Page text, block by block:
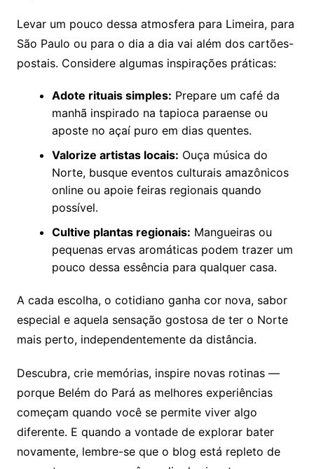
Levar um pouco dessa atmosfera para Limeira, para
São Paulo ou para o dia a dia vai além dos cartões-
postais. Considere algumas inspirações práticas:
Adote rituais simples: Prepare um café da
manhã inspirado na tapioca paraense ou
aposte no açaí puro em dias quentes.
Valorize artistas locais: Ouça música do
Norte, busque eventos culturais amazônicos
online ou apoie feiras regionais quando
possível.
Cultive plantas regionais: Mangueiras ou
pequenas ervas aromáticas podem trazer um
pouco dessa essência para qualquer casa.
A cada escolha, o cotidiano ganha cor nova, sabor
especial e aquela sensação gostosa de ter o Norte
mais perto, independentemente da distância.
Descubra, crie memórias, inspire novas rotinas —
porque Belém do Pará as melhores experiências
começam quando você se permite viver algo
diferente. E quando a vontade de explorar bater
novamente, lembre-se que o blog está repleto de